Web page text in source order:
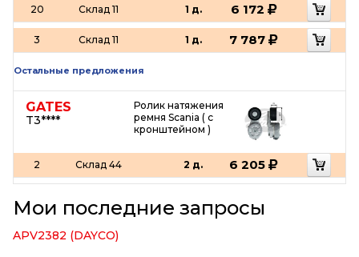
20 Склад 11 1 д. 6 172
3 Склад 11 1 д. 7 787
Остальные предложения
GATES
T3****
Ролик натяжения
ремня Scania ( с
кронштейном )
2 Склад 44 2 д. 6 205
Мои последние запросы
APV2382 (DAYCO)